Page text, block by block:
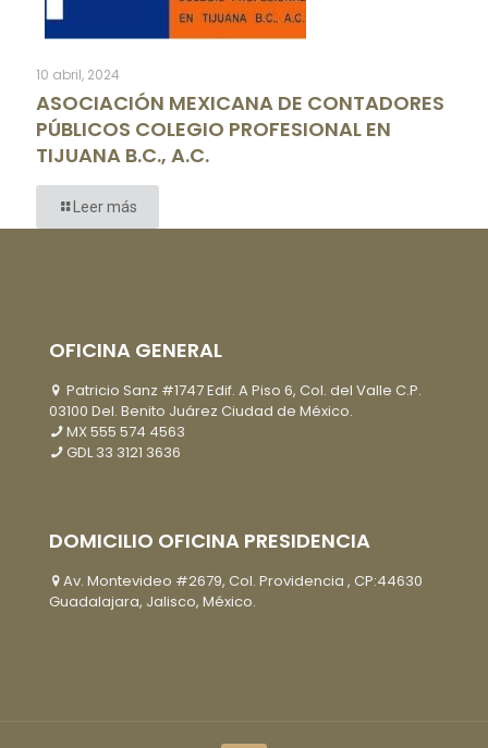
10 abril, 2024
ASOCIACIÓN MEXICANA DE CONTADORES
PÚBLICOS COLEGIO PROFESIONAL EN
TIJUANA B.C., A.C.
Leer más
OFICINA GENERAL
Patricio Sanz #1747 Edif. A Piso 6, Col. del Valle C.P.
03100 Del. Benito Juárez Ciudad de México.
MX555 574 4563
GDL33 3121 3636
DOMICILIO OFICINA PRESIDENCIA
Av. Montevideo #2679, Col. Providencia , CP:44630
Guadalajara, Jalisco, México.